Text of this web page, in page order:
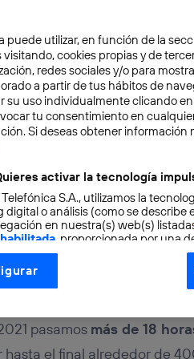
HOME 4 min
este
Movistar
pasamos más de 18
el final alrededor de
puede utilizar, en función de la
visitando, cookies propias y de
redes sociales y/o para
a partir de tus hábitos de
su uso individualmente clicando
tu consentimiento en
Si deseas obtener información
activar la tecnología
S.A., utilizamos la
digital o análisis (como se
en nuestra(s) web(s)
, proporcionada por una
consentimiento en cada página
Utiq está diseñada con la
tu dirección IP y otra información
a la conexión que utilizas (p. ej.,